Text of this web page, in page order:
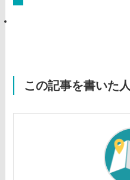
この記事を書いた人